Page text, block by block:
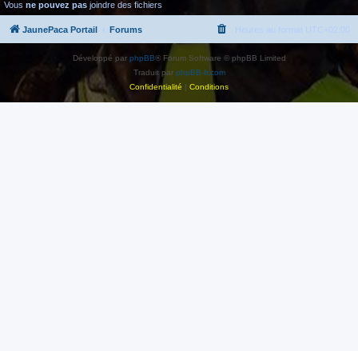
Vous ne pouvez pas joindre des fichiers
JaunePaca Portail Forums Heures au format UTC+02:00
Développé par phpBB® Forum Software © phpBB Limited
Traduit par phpBB-fr.com
Confidentialité | Conditions